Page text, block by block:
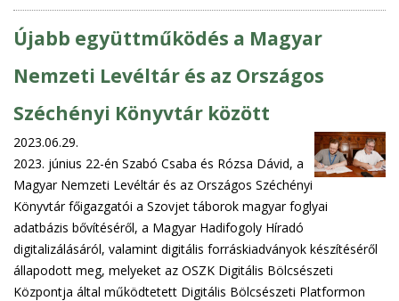
Újabb együttműködés a Magyar
Nemzeti Levéltár és az Országos
Széchényi Könyvtár között
2023.06.29.
2023. június 22-én Szabó Csaba és Rózsa Dávid, a
Magyar Nemzeti Levéltár és az Országos Széchényi
Könyvtár főigazgatói a Szovjet táborok magyar foglyai
adatbázis bővítéséről, a Magyar Hadifogoly Híradó
digitalizálásáról, valamint digitális forráskiadványok készítéséről
állapodott meg, melyeket az OSZK Digitális Bölcsészeti
Központja által működtetett Digitális Bölcsészeti Platformon